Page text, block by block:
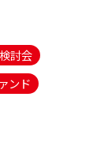
討会
ンド